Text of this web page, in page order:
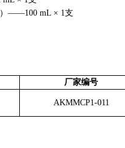
——100 mL × 1支
厂家编号
AKMMCP1-011